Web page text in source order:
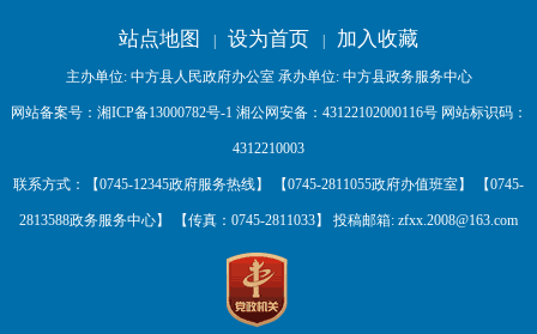
站点地图 设为首页 加入收藏
主办单位: 中方县人民政府办公室 承办单位: 中方县政务服务中心
网站备案号： 湘ICP备13000782号-1湘公网安备： 43122102000116号网站标识码：
4312210003
联系方式：【0745-12345政府服务热线】 【0745-2811055政府办值班室】 【0745-
2813588政务服务中心】 【传真：0745-2811033】 投稿邮箱: zfxx.2008@163.com